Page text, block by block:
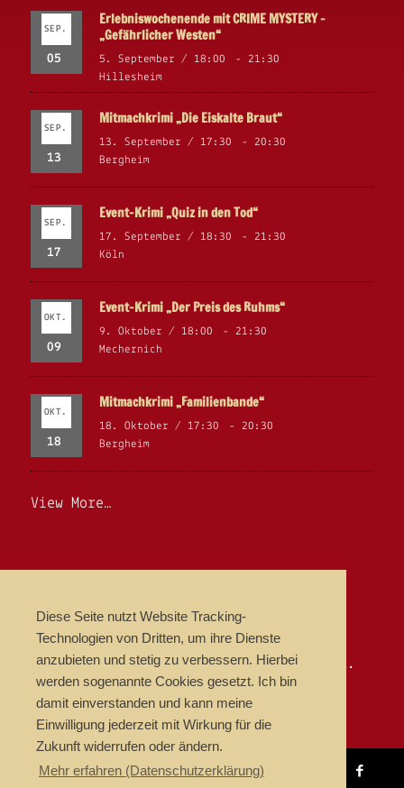
Diese Seite nutzt Website Tracking-
Technologien von Dritten, um ihre Dienste
anzubieten und stetig zu verbessern. Hierbei
werden sogenannte Cookies gesetzt. Ich bin
damit einverstanden und kann meine
Einwilligung jederzeit mit Wirkung für die
Zukunft widerrufen oder ändern.
Mehr erfahren (Datenschutzerklärung)
SEP.
05
Erlebniswochenende mit CRIME MYSTERY –
„Gefährlicher Westen“
5. September / 18:00 - 21:30
Hillesheim
SEP.
13
Mitmachkrimi „Die Eiskalte Braut“
13. September / 17:30 - 20:30
Bergheim
SEP.
17
Event-Krimi „Quiz in den Tod“
17. September / 18:30 - 21:30
Köln
OKT.
09
Event-Krimi „Der Preis des Ruhms“
9. Oktober / 18:00 - 21:30
Mechernich
OKT.
18
Mitmachkrimi „Familienbande“
18. Oktober / 17:30 - 20:30
Bergheim
View More…
NEWSLETTER
Erlebnisfaktur News
Events, Termine & Highlights per E-Mail.
© Copyright 2018 ERLEBNISFAKTUR